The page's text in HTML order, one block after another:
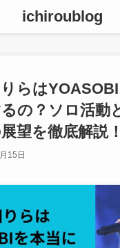
ichiroublog
らは
の？ソロ活動
望を徹底解説！
15日